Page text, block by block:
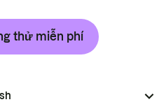
thử miễn phí